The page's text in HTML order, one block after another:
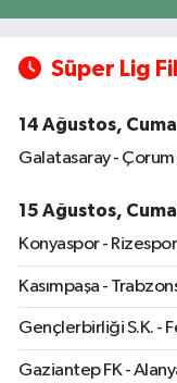
Süper Lig
14 Ağustos, Cuma
Galatasaray - Çorum
15 Ağustos,
Konyaspor - Rizespor
Kasımpaşa -
Gençlerbirliği S.K. -
Gaziantep FK -